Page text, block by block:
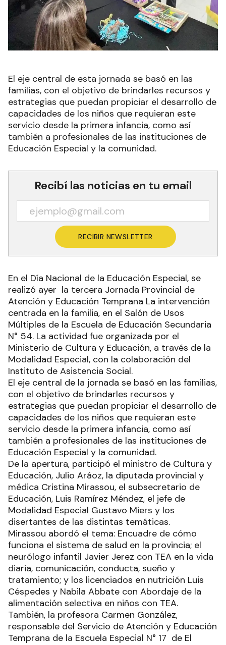
El eje central de esta jornada se basó en las
familias, con el objetivo de brindarles recursos y
estrategias que puedan propiciar el desarrollo de
capacidades de los niños que requieran este
servicio desde la primera infancia, como así
también a profesionales de las instituciones de
Educación Especial y la comunidad.
Recibí las noticias en tu email
RECIBIR NEWSLETTER
En el Día Nacional de la Educación Especial, se
realizó ayer la tercera Jornada Provincial de
Atención y Educación Temprana La intervención
centrada en la familia, en el Salón de Usos
Múltiples de la Escuela de Educación Secundaria
N° 54. La actividad fue organizada por el
Ministerio de Cultura y Educación, a través de la
Modalidad Especial, con la colaboración del
Instituto de Asistencia Social.
El eje central de la jornada se basó en las familias,
con el objetivo de brindarles recursos y
estrategias que puedan propiciar el desarrollo de
capacidades de los niños que requieran este
servicio desde la primera infancia, como así
también a profesionales de las instituciones de
Educación Especial y la comunidad.
De la apertura, participó el ministro de Cultura y
Educación, Julio Aráoz, la diputada provincial y
médica Cristina Mirassou, el subsecretario de
Educación, Luis Ramírez Méndez, el jefe de
Modalidad Especial Gustavo Miers y los
disertantes de las distintas temáticas.
Mirassou abordó el tema: Encuadre de cómo
funciona el sistema de salud en la provincia; el
neurólogo infantil Javier Jerez con TEA en la vida
diaria, comunicación, conducta, sueño y
tratamiento; y los licenciados en nutrición Luis
Céspedes y Nabila Abbate con Abordaje de la
alimentación selectiva en niños con TEA.
También, la profesora Carmen González,
responsable del Servicio de Atención y Educación
Temprana de la Escuela Especial N° 17 de El